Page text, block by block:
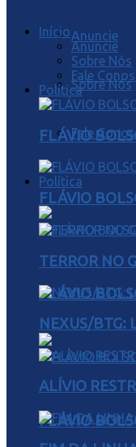
Anuncie
Sobre Nós
Fale
Política
FLÁVIO
FLÁVIO
Início
Anuncie
Sobre Nós
Fale
Política
FLÁVIO
FLÁVIO
TERROR NO
NEXUS/BTG:
ALÍVIO